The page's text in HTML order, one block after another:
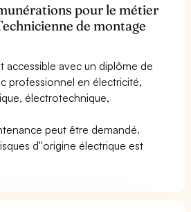
pour le métier
de montage
accessible avec un diplôme de
professionnel en électricité,
électrotechnique,
peut être demandé.
d''origine électrique est